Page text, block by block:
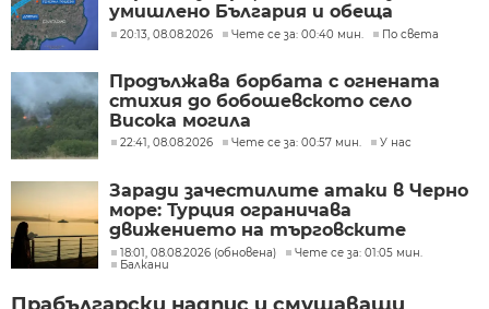
умишлено България и обеща
разследване
20:13, 08.08.2026 Чете се за: 00:40 мин. По света
Продължава борбата с огнената
стихия до бобошевското село
Висока могила
22:41, 08.08.2026 Чете се за: 00:57 мин. У нас
Заради зачестилите атаки в Черно
море: Турция ограничава
движението на търговските
кораби
18:01, 08.08.2026 (обновена)
Чете се за: 01:05 мин.
Балкани
Прабългарски надпис и смущаващи